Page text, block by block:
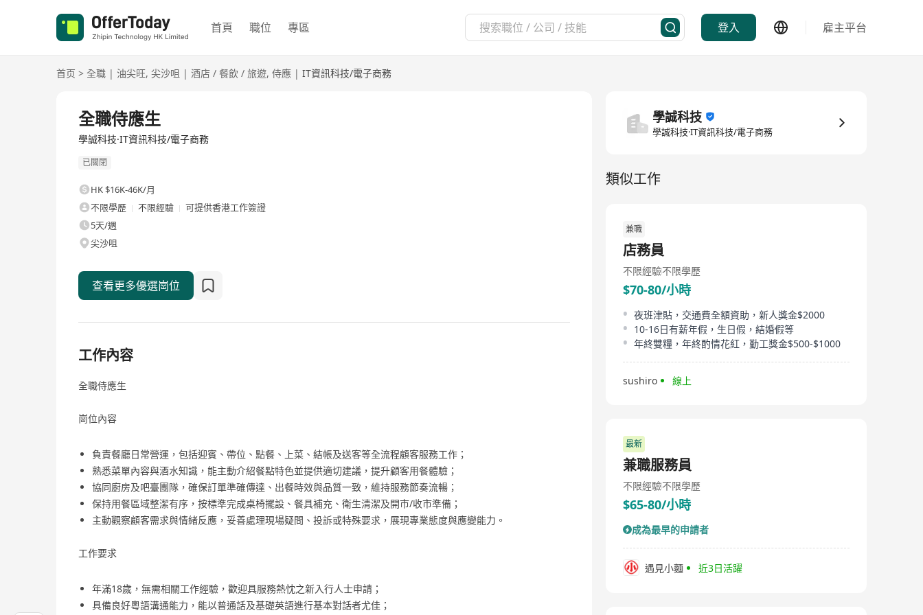
首頁 職位 專區 登入 雇主平台
首页 > 全職 | 油尖旺, 尖沙咀 | 酒店 / 餐飲 / 旅遊, 侍應 | IT資訊科技/電子商務
全職侍應生
學誠科技·IT資訊科技/電子商務
已關閉
HK $16K-46K/月
不限學歷
不限經驗
可提供香港工作簽證
5天/週
尖沙咀
查看更多優選崗位
工作內容
全職侍應生
崗位內容
負責餐廳日常營運，包括迎賓、帶位、點餐、上菜、結帳及送客等全流程顧客服務工作；
熟悉菜單內容與酒水知識，能主動介紹餐點特色並提供適切建議，提升顧客用餐體驗；
協同廚房及吧臺團隊，確保訂單準確傳達、出餐時效與品質一致，維持服務節奏流暢；
保持用餐區域整潔有序，按標準完成桌椅擺設、餐具補充、衛生清潔及開市/收市準備；
主動觀察顧客需求與情緒反應，妥善處理現場疑問、投訴或特殊要求，展現專業態度與應變能力。
工作要求
年滿18歲，無需相關工作經驗，歡迎具服務熱忱之新入行人士申請；
具備良好粵語溝通能力，能以普通話及基礎英語進行基本對話者尤佳；
學誠科技
學誠科技·IT資訊科技/電子商務
類似工作
兼職
店務員
不限經驗不限學歷
$70-80/小時
夜班津貼，交通費全額資助，新人獎金$2000
10-16日有薪年假，生日假，結婚假等
年終雙糧，年終酌情花紅，勤工獎金$500-$1000
sushiro 線上
最新
兼職服務員
不限經驗不限學歷
$65-80/小時
成為最早的申請者
遇見小麵 近3日活躍